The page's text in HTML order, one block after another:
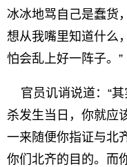
冰冰地骂自己是蠢货
想从我嘴里知道什么
怕会乱上好一阵子。”
官员讥诮说道：“其
杀发生当日，你就应
一来随便你指证与北
你们北齐的目的。而